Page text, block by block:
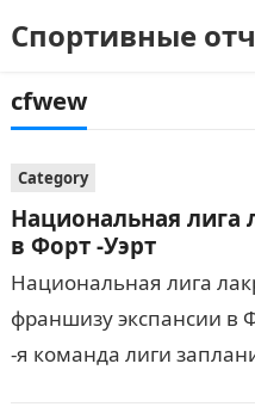
Спортивные
cfwew
Category
Национальная лига
в Форт -Уэрт
Национальная лига
франшизу экспансии в
-я команда лиги